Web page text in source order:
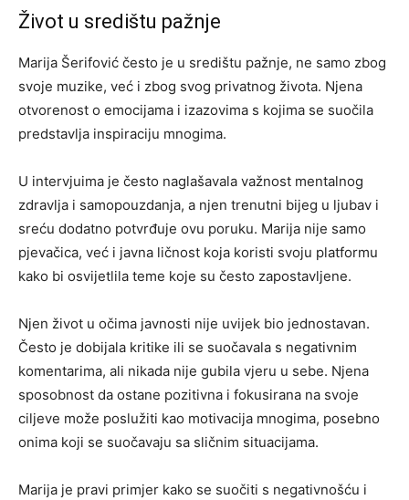
Život u središtu pažnje
Marija Šerifović često je u središtu pažnje, ne samo zbog
svoje muzike, već i zbog svog privatnog života. Njena
otvorenost o emocijama i izazovima s kojima se suočila
predstavlja inspiraciju mnogima.
U intervjuima je često naglašavala važnost mentalnog
zdravlja i samopouzdanja, a njen trenutni bijeg u ljubav i
sreću dodatno potvrđuje ovu poruku. Marija nije samo
pjevačica, već i javna ličnost koja koristi svoju platformu
kako bi osvijetlila teme koje su često zapostavljene.
Njen život u očima javnosti nije uvijek bio jednostavan.
Često je dobijala kritike ili se suočavala s negativnim
komentarima, ali nikada nije gubila vjeru u sebe. Njena
sposobnost da ostane pozitivna i fokusirana na svoje
ciljeve može poslužiti kao motivacija mnogima, posebno
onima koji se suočavaju sa sličnim situacijama.
Marija je pravi primjer kako se suočiti s negativnošću i